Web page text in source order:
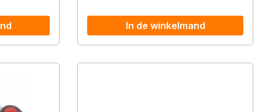
In de winkelmand